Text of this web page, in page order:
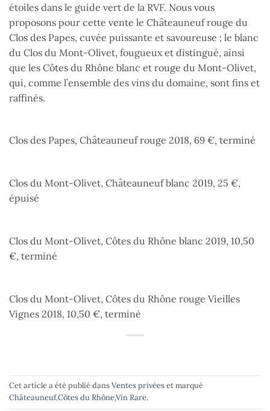
étoiles dans le guide vert de la RVF. Nous vous
proposons pour cette vente le Châteauneuf rouge du
Clos des Papes, cuvée puissante et savoureuse ; le blanc
du Clos du Mont-Olivet, fougueux et distingué, ainsi
que les Côtes du Rhône blanc et rouge du Mont-Olivet,
qui, comme l’ensemble des vins du domaine, sont fins et
raffinés.
Clos des Papes, Châteauneuf rouge 2018, 69 €, terminé
Clos du Mont-Olivet, Châteauneuf blanc 2019, 25 €,
épuisé
Clos du Mont-Olivet, Côtes du Rhône blanc 2019, 10,50
€, terminé
Clos du Mont-Olivet, Côtes du Rhône rouge Vieilles
Vignes 2018, 10,50 €, terminé
Cet article a été publié dansVentes privéeset marqué
Châteauneuf,Côtes du Rhône,Vin Rare.